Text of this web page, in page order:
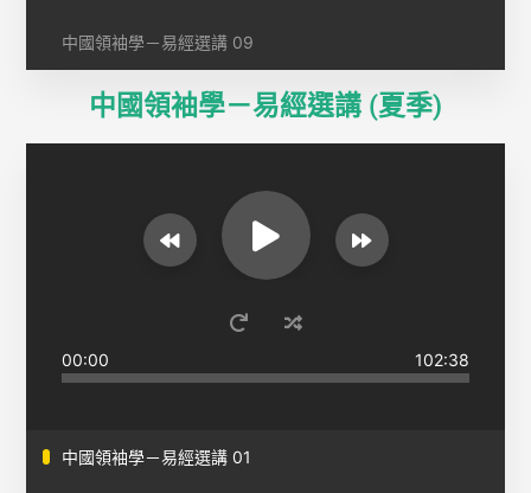
中國領袖學－易經選講 09
中國領袖學－易經選講 (夏季)
00:00 102:38
中國領袖學－易經選講 01